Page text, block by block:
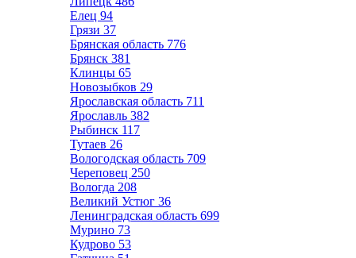
Елец 94
Грязи 37
Брянская область 776
Брянск 381
Клинцы 65
Новозыбков 29
Ярославская область 711
Ярославль 382
Рыбинск 117
Тутаев 26
Вологодская область 709
Череповец 250
Вологда 208
Великий Устюг 36
Ленинградская область 699
Мурино 73
Кудрово 53